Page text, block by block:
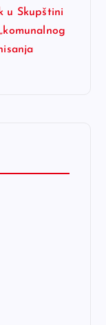
u Skupštini